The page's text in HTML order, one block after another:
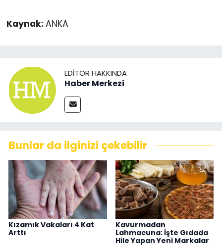
Kaynak: ANKA
EDITÖR HAKKINDA
Haber Merkezi
Bunlar da ilginizi çekebilir
Kızamık Vakaları 4 Kat
Arttı
Kavurmadan
Lahmacuna: İşte Gıdada
Hile Yapan Yeni Markalar